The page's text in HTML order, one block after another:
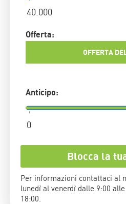
Offerta:
OFFERTA
Anticipo:
Blocca la
Per informazioni contattaci al
lunedì al venerdì dalle 9:00
18:00.